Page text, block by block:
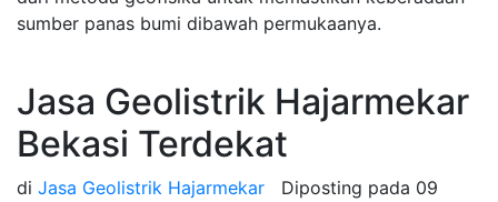
sumber panas bumi dibawah permukaanya.
Jasa Geolistrik Hajarmekar
Bekasi Terdekat
di Jasa Geolistrik Hajarmekar Diposting pada 09